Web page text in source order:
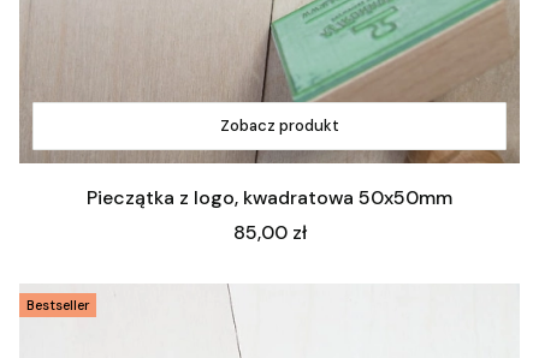
Zobacz produkt
Pieczątka z logo, kwadratowa 50x50mm
Cena
85,00 zł
Bestseller